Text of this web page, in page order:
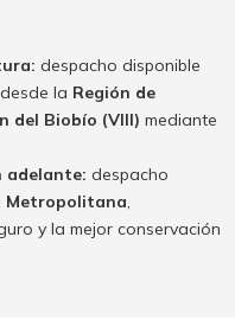
despacho disponible
la Región de
del Biobío (VIII) mediante
adelante: despacho
Metropolitana,
y la mejor conservación